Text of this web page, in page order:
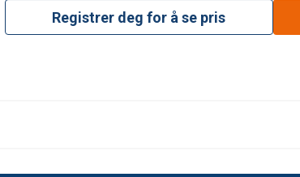
Registrer deg for å se pris